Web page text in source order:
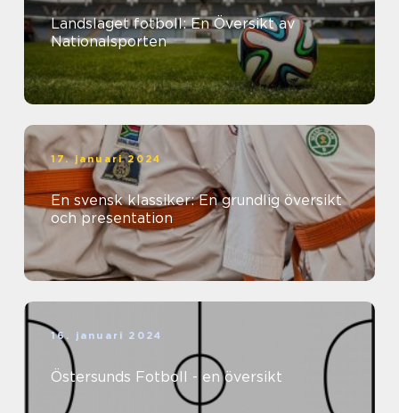
Landslaget fotboll: En Översikt av
Nationalsporten
17. januari 2024
En svensk klassiker: En grundlig översikt
och presentation
16. januari 2024
Östersunds Fotboll - en översikt